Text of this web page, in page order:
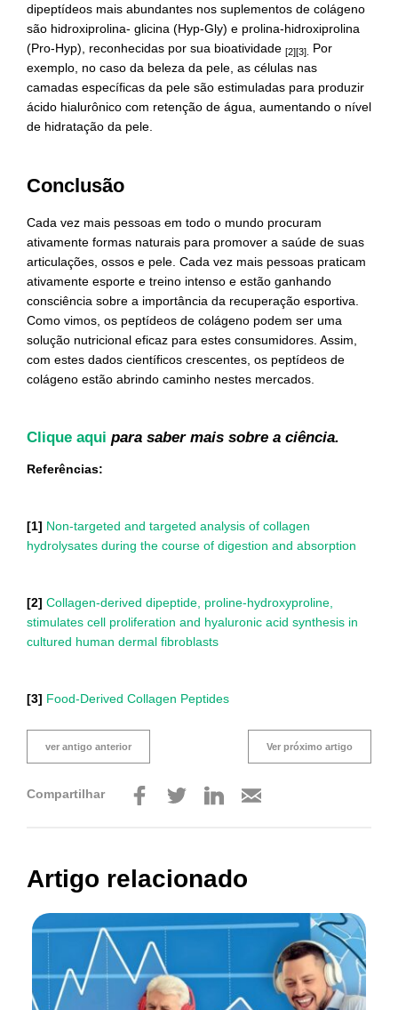
dipeptídeos mais abundantes nos suplementos de colágeno
são hidroxiprolina- glicina (Hyp-Gly) e prolina-hidroxiprolina
(Pro-Hyp), reconhecidas por sua bioatividade [2][3].
Por
exemplo, no caso da beleza da pele, as células nas
camadas específicas da pele são estimuladas para produzir
ácido hialurônico com retenção de água, aumentando o nível
de hidratação da pele.
Conclusão
Cada vez mais pessoas em todo o mundo procuram
ativamente formas naturais para promover a saúde de suas
articulações, ossos e pele. Cada vez mais pessoas praticam
ativamente esporte e treino intenso e estão ganhando
consciência sobre a importância da recuperação esportiva.
Como vimos, os peptídeos de colágeno podem ser uma
solução nutricional eficaz para estes consumidores. Assim,
com estes dados científicos crescentes, os peptídeos de
colágeno estão abrindo caminho nestes mercados.
Clique aqui para saber mais sobre a ciência.
Referências:
[1] Non-targeted and targeted analysis of collagen
hydrolysates during the course of digestion and absorption
[2] Collagen-derived dipeptide, proline-hydroxyproline,
stimulates cell proliferation and hyaluronic acid synthesis in
cultured human dermal fibroblasts
[3] Food-Derived Collagen Peptides
ver antigo anterior Ver próximo artigo
Compartilhar
Artigo relacionado